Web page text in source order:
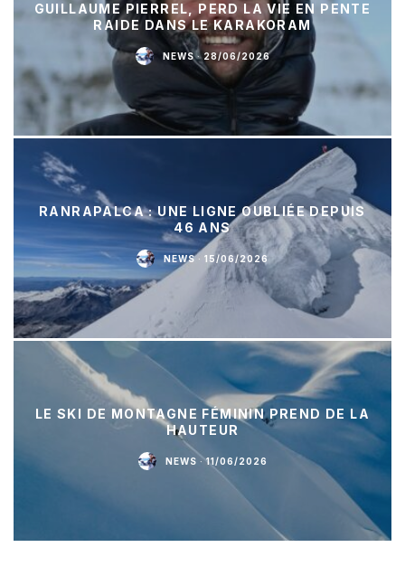
GUILLAUME PIERREL, PERD LA VIE EN PENTE
RAIDE DANS LE KARAKORAM
NEWS · 28/06/2026
RANRAPALCA : UNE LIGNE OUBLIÉE DEPUIS
46 ANS
NEWS · 15/06/2026
LE SKI DE MONTAGNE FÉMININ PREND DE LA
HAUTEUR
NEWS · 11/06/2026